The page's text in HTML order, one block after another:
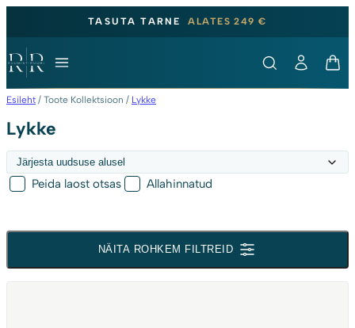
TASUTA TARNE ALATES 249 €
Esileht / Toote Kollektsioon / Lykke
Lykke
Peida laost otsas Allahinnatud
NÄITA ROHKEM FILTREID